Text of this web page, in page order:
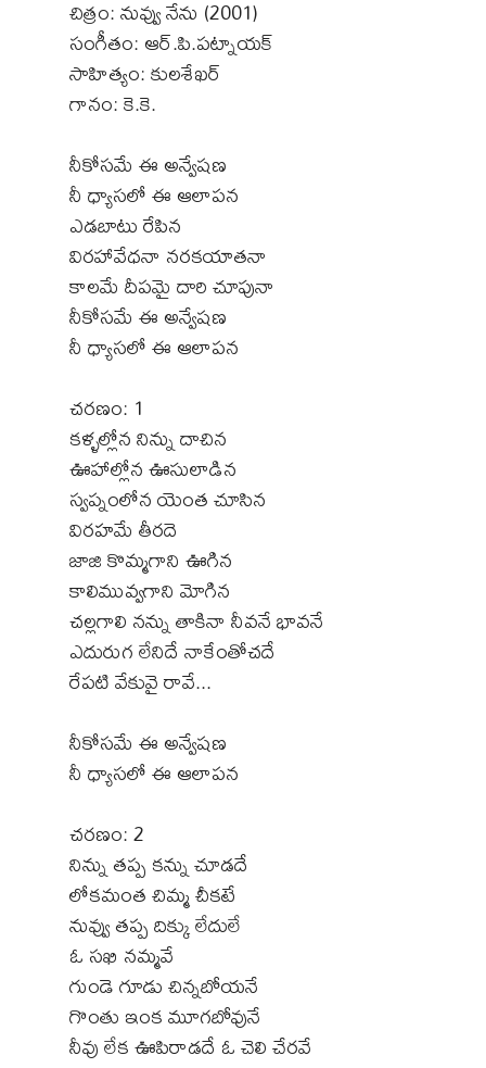
చిత్రం: నువ్వు నేను (2001)
సంగీతం: ఆర్.పి.పట్నాయక్
సాహిత్యం: కులశేఖర్
గానం: కె.కె.
నీకోసమే ఈ అన్వేషణ
నీ ధ్యాసలో ఈ ఆలాపన
ఎడబాటు రేపిన
విరహావేధనా నరకయాతనా
కాలమే దీపమై దారి చూపునా
నీకోసమే ఈ అన్వేషణ
నీ ధ్యాసలో ఈ ఆలాపన
చరణం: 1
కళ్ళల్లోన నిన్ను దాచిన
ఊహాల్లోన ఊసులాడిన
స్వప్నంలోన యెంత చూసిన
విరహమే తీరదె
జాజి కొమ్మగాని ఊగిన
కాలిమువ్వగాని మోగిన
చల్లగాలి నన్ను తాకినా నీవనే భావనే
ఎదురుగ లేనిదే నాకేంతోచదే
రేపటి వేకువై రావే...
నీకోసమే ఈ అన్వేషణ
నీ ధ్యాసలో ఈ ఆలాపన
చరణం: 2
నిన్ను తప్ప కన్ను చూడదే
లోకమంత చిమ్మ చీకటే
నువ్వు తప్ప దిక్కు లేదులే
ఓ సఖి నమ్మవే
గుండె గూడు చిన్నబోయనే
గొంతు ఇంక మూగబోవునే
నీవు లేక ఊపిరాడదే ఓ చెలి చేరవే